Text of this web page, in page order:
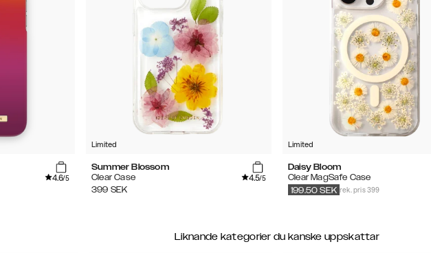
4.6/5
Limited
Summer Blossom
Clear Case
4.5/5
399 SEK
Limited
Daisy Bloom
Clear MagSafe Case
rek. pris 399
199.50 SEK
Liknande kategorier du kanske uppskattar